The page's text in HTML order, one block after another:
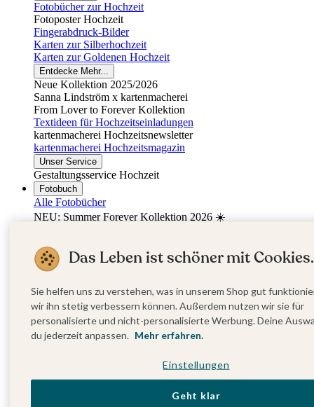
Fotobücher zur Hochzeit
Fotoposter Hochzeit
Fingerabdruck-Bilder
Karten zur Silberhochzeit
Karten zur Goldenen Hochzeit
Entdecke Mehr...
Neue Kollektion 2025/2026
Sanna Lindström x kartenmacherei
From Lover to Forever Kollektion
Textideen für Hochzeitseinladungen
kartenmacherei Hochzeitsnewsletter
kartenmacherei Hochzeitsmagazin
Unser Service
Gestaltungsservice Hochzeit
Fotobuch
Alle Fotobücher
NEU: Summer Forever Kollektion 2026 ☀️
Softcover Fotobücher
Stoffeinband Fotobücher
Layflat Fotobücher
Nach Anlass
Fotobücher vom Urlaub
Fotobücher zur Hochzeit
Baby-Fotobücher
Jahresrückblick-Fotobücher
Fotobuch Geschenkbox
Das Leben ist schöner mit Cookies.
Sie helfen uns zu verstehen, was in unserem Shop gut
wir ihn stetig verbessern können. Außerdem nutzen wir sie für
personalisierte und nicht-personalisierte Werbung. Deine
du jederzeit anpassen. Mehr erfahren.
Einstellungen
Geht klar